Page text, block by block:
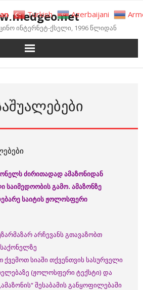
ინტერნეტ-ქსელი, 1996 წლიდან
ძირითადად ამაზონიდან
საიმედოობის გამო. ამაზონზე
საიტის ჟოლოსფერი
არჩევანს გთავაზობთ
სიაში თქვენთვის სასურველი
(ჟოლოსფერი ტექსტი) და
შესაბამის განყოფილებაში
Turkish Azerbaijani